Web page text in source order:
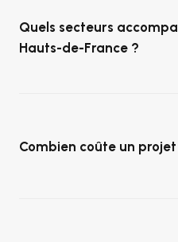
Quels secteurs
Hauts-de-France ?
Combien coûte un projet